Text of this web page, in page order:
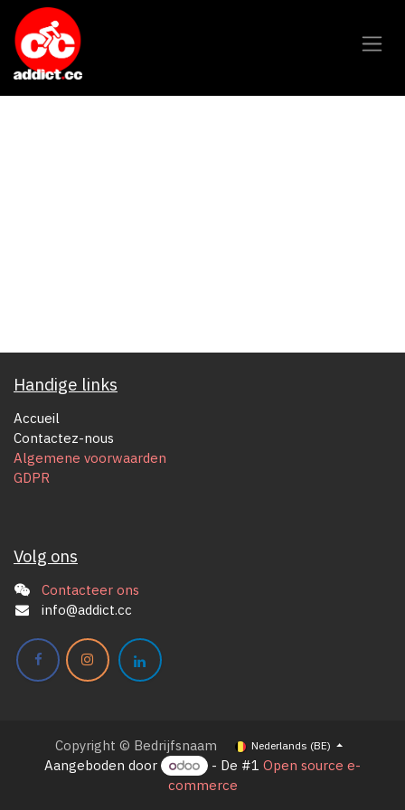
Overslaan naar inhoud
Handige links
Accueil
Contactez-nous
Algemene voorwaarden
GDPR
Volg ons
Contacteer ons
info@addict.cc
Copyright © Bedrijfsnaam Nederlands (BE)
Aangeboden door - De #1 Open source e-
commerce